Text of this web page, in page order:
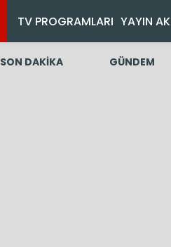
TV PROGRAMLARI YAYIN
SON DAKİKA GÜNDEM